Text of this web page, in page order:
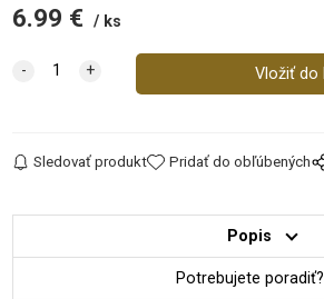
6.99 € ks
Sledovať produkt Pridať do obľúbených
Popis
Potrebujete poradiť?